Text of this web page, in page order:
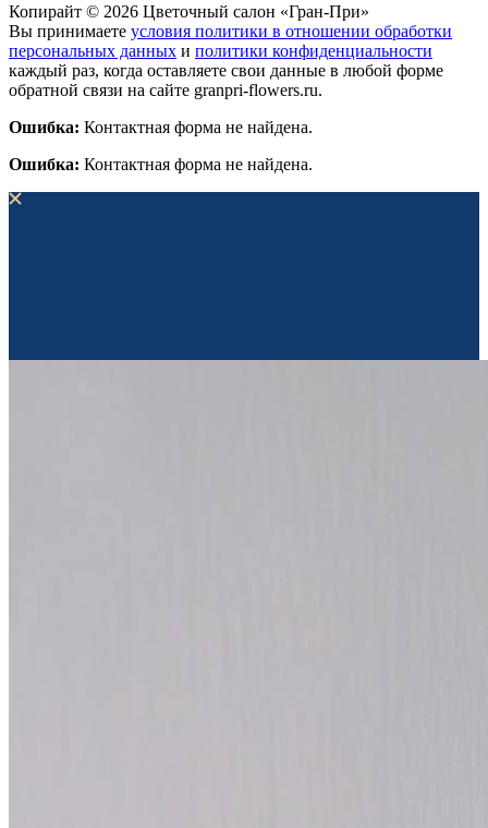
Копирайт © 2026 Цветочный салон «Гран-При»
Вы принимаете условия политики в отношении обработки
персональных данных и политики конфиденциальности
каждый раз, когда оставляете свои данные в любой форме
обратной связи на сайте granpri-flowers.ru.
Ошибка: Контактная форма не найдена.
Ошибка: Контактная форма не найдена.